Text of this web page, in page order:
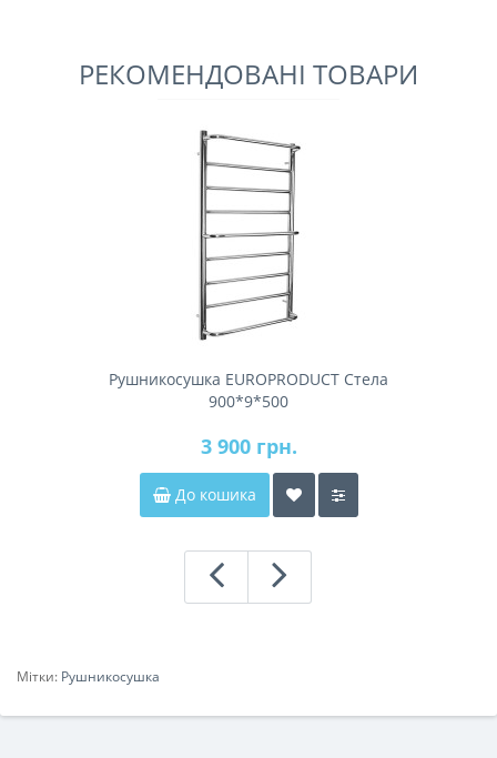
РЕКОМЕНДОВАНІ ТОВАРИ
Рушникосушка EUROPRODUCT Стела
900*9*500
3 900 грн.
До кошика
Мітки: Рушникосушка